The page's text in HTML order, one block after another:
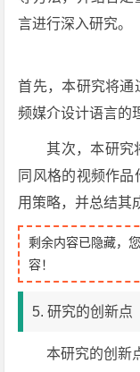
言进行深入研究。
首先，本研究将通
频媒介设计语言的
其次，本研究
同风格的视频作
用策略，并总结其
剩余内容已隐藏，
容！
5. 研究的创新点
本研究的创新